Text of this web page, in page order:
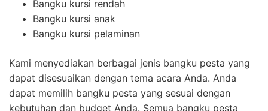
Bangku kursi rendah
Bangku kursi anak
Bangku kursi pelaminan
Kami menyediakan berbagai jenis bangku pesta yang
dapat disesuaikan dengan tema acara Anda. Anda
dapat memilih bangku pesta yang sesuai dengan
kebutuhan dan budget Anda. Semua bangku pesta